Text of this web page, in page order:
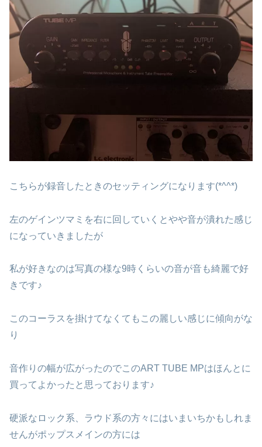
こちらが録音したときのセッティングになります(*^^*)
左のゲインツマミを右に回していくとやや音が潰れた感じ
になっていきましたが
私が好きなのは写真の様な9時くらいの音が音も綺麗で好
きです♪
このコーラスを掛けてなくてもこの麗しい感じに傾向がな
り
音作りの幅が広がったのでこのART TUBE MPはほんとに
買ってよかったと思っております♪
硬派なロック系、ラウド系の方々にはいまいちかもしれま
せんがポップスメインの方には